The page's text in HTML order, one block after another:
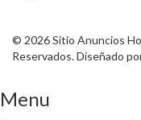
© 2026 Sitio Anuncios
Reservados. Diseñado
Menu